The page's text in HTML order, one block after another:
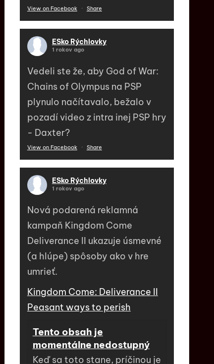
View on Facebook · Share
ESko Rýchlovky
1 rokov ago
Vedeli ste že, aby God of War:
Chains of Olympus na PSP
plynulo načítavalo, bežalo v
pozadí video z intra inej PSP hry
- Daxter?
View on Facebook · Share
ESko Rýchlovky
1 rokov ago
Nová podarená reklamná
kampaň Kingdom Come
Deliverance II ukazuje úsmevné
(a hlúpe) spôsoby ako v hre
umrieť.
Kingdom Come: Deliverance II
Peasant ways to perish
Tento obsah je
momentálne nedostupný
Keď sa toto stane, príčinou je